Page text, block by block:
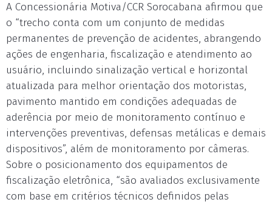
A Concessionária Motiva/CCR Sorocabana afirmou que
o “trecho conta com um conjunto de medidas
permanentes de prevenção de acidentes, abrangendo
ações de engenharia, fiscalização e atendimento ao
usuário, incluindo sinalização vertical e horizontal
atualizada para melhor orientação dos motoristas,
pavimento mantido em condições adequadas de
aderência por meio de monitoramento contínuo e
intervenções preventivas, defensas metálicas e demais
dispositivos”, além de monitoramento por câmeras.
Sobre o posicionamento dos equipamentos de
fiscalização eletrônica, “são avaliados exclusivamente
com base em critérios técnicos definidos pelas